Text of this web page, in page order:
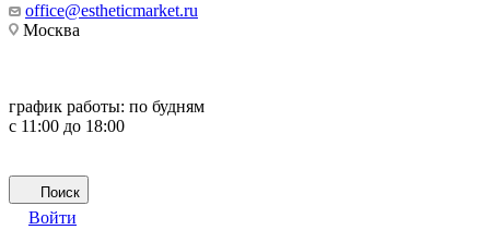
office@estheticmarket.ru
Москва
график работы: по будням
с 11:00 до 18:00
Поиск
Войти